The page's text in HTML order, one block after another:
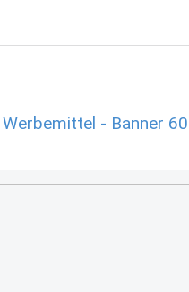
- Banner